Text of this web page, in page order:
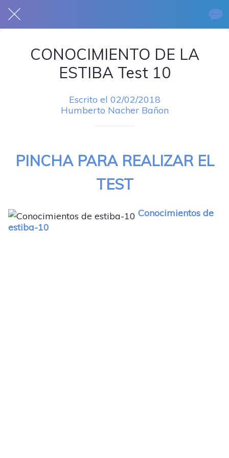
CONOCIMIENTO DE LA
ESTIBA Test 10
Escrito el 02/02/2018
Humberto Nacher Bañon
PINCHA PARA REALIZAR EL
TEST
Conocimientos de
estiba-10